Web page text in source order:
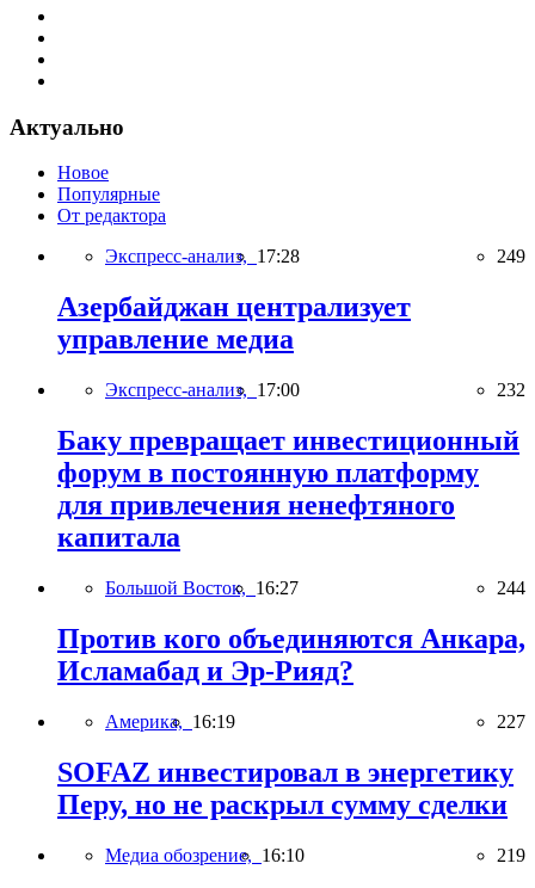
Актуально
Новое
Популярные
От редактора
Экспресс-анализ, 17:28 249
Азербайджан централизует
управление медиа
Экспресс-анализ, 17:00 232
Баку превращает инвестиционный
форум в постоянную платформу
для привлечения ненефтяного
капитала
Большой Восток, 16:27 244
Против кого объединяются Анкара,
Исламабад и Эр-Рияд?
Америка, 16:19 227
SOFAZ инвестировал в энергетику
Перу, но не раскрыл сумму сделки
Медиа обозрение, 16:10 219